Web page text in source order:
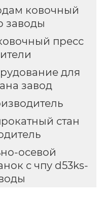
ковочный
заводы
пресс
для
завод
стан
осевой
с чпу d53ks-